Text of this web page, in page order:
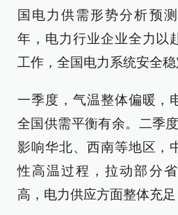
国电力供需形势分析预
年，电力行业企业全力以
工作，全国电力系统安全稳
一季度，气温整体偏暖，
全国供需平衡有余。二季
影响华北、西南等地区，
性高温过程，拉动部分
高，电力供应方面整体充足